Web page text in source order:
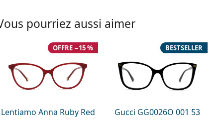
pourriez aussi aimer
Lentiamo Anna Ruby Red
OFFRE −15 %
Gucci GG0026O 001 53
BESTSELLER